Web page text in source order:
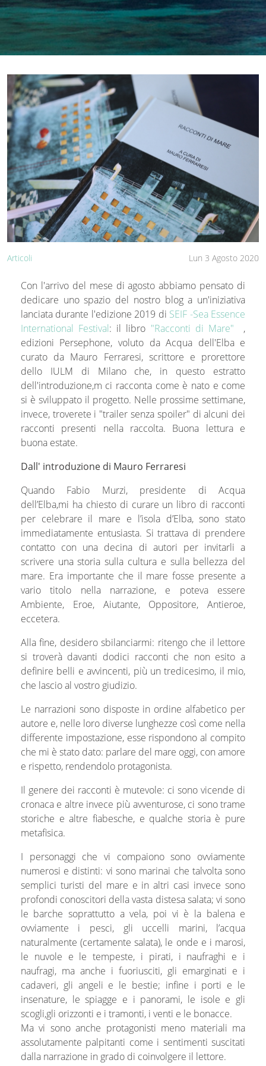
Lun 3 Agosto 2020
Articoli
Con l'arrivo del mese di agosto abbiamo pensato di
dedicare uno spazio del nostro blog a un'iniziativa
lanciata durante l'edizione 2019 di SEIF -Sea Essence
International Festival: il libro "Racconti di Mare" ,
edizioni Persephone, voluto da Acqua dell'Elba e
curato da Mauro Ferraresi, scrittore e prorettore
dello IULM di Milano che, in questo estratto
dell'introduzione,m ci racconta come è nato e come
si è sviluppato il progetto. Nelle prossime settimane,
invece, troverete i "trailer senza spoiler" di alcuni dei
racconti presenti nella raccolta. Buona lettura e
buona estate.
Dall' introduzione di Mauro Ferraresi
Quando Fabio Murzi, presidente di Acqua
dell’Elba,mi ha chiesto di curare un libro di racconti
per celebrare il mare e l’isola d’Elba, sono stato
immediatamente entusiasta. Si trattava di prendere
contatto con una decina di autori per invitarli a
scrivere una storia sulla cultura e sulla bellezza del
mare. Era importante che il mare fosse presente a
vario titolo nella narrazione, e poteva essere
Ambiente, Eroe, Aiutante, Oppositore, Antieroe,
eccetera.
Alla fine, desidero sbilanciarmi: ritengo che il lettore
si troverà davanti dodici racconti che non esito a
definire belli e avvincenti, più un tredicesimo, il mio,
che lascio al vostro giudizio.
Le narrazioni sono disposte in ordine alfabetico per
autore e, nelle loro diverse lunghezze così come nella
differente impostazione, esse rispondono al compito
che mi è stato dato: parlare del mare oggi, con amore
e rispetto, rendendolo protagonista.
Il genere dei racconti è mutevole: ci sono vicende di
cronaca e altre invece più avventurose, ci sono trame
storiche e altre fiabesche, e qualche storia è pure
metafisica.
I personaggi che vi compaiono sono ovviamente
numerosi e distinti: vi sono marinai che talvolta sono
semplici turisti del mare e in altri casi invece sono
profondi conoscitori della vasta distesa salata; vi sono
le barche soprattutto a vela, poi vi è la balena e
ovviamente i pesci, gli uccelli marini, l’acqua
naturalmente (certamente salata), le onde e i marosi,
le nuvole e le tempeste, i pirati, i naufraghi e i
naufragi, ma anche i fuoriusciti, gli emarginati e i
cadaveri, gli angeli e le bestie; infine i porti e le
insenature, le spiagge e i panorami, le isole e gli
scogli,gli orizzonti e i tramonti, i venti e le bonacce.
Ma vi sono anche protagonisti meno materiali ma
assolutamente palpitanti come i sentimenti suscitati
dalla narrazione in grado di coinvolgere il lettore.